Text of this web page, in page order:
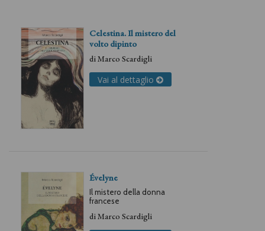
Celestina. Il mistero del
volto dipinto
diMarco Scardigli
Vai al dettaglio
Évelyne
Il mistero della donna
francese
diMarco Scardigli